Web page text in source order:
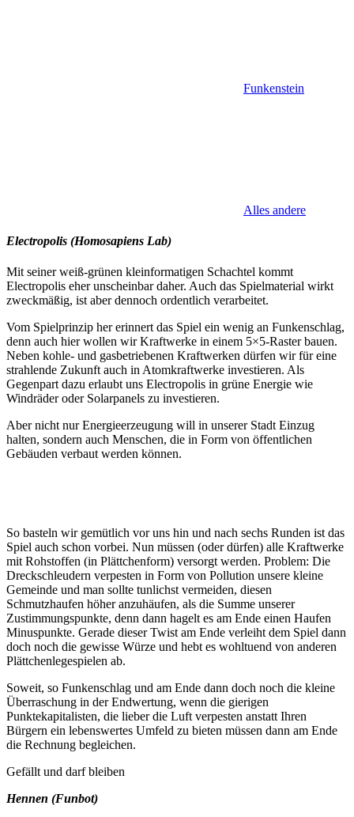
Funkenstein
Alles andere
Electropolis (Homosapiens Lab)
Mit seiner weiß-grünen kleinformatigen Schachtel kommt
Electropolis eher unscheinbar daher. Auch das Spielmaterial wirkt
zweckmäßig, ist aber dennoch ordentlich verarbeitet.
Vom Spielprinzip her erinnert das Spiel ein wenig an Funkenschlag,
denn auch hier wollen wir Kraftwerke in einem 5×5-Raster bauen.
Neben kohle- und gasbetriebenen Kraftwerken dürfen wir für eine
strahlende Zukunft auch in Atomkraftwerke investieren. Als
Gegenpart dazu erlaubt uns Electropolis in grüne Energie wie
Windräder oder Solarpanels zu investieren.
Aber nicht nur Energieerzeugung will in unserer Stadt Einzug
halten, sondern auch Menschen, die in Form von öffentlichen
Gebäuden verbaut werden können.
So basteln wir gemütlich vor uns hin und nach sechs Runden ist das
Spiel auch schon vorbei. Nun müssen (oder dürfen) alle Kraftwerke
mit Rohstoffen (in Plättchenform) versorgt werden. Problem: Die
Dreckschleudern verpesten in Form von Pollution unsere kleine
Gemeinde und man sollte tunlichst vermeiden, diesen
Schmutzhaufen höher anzuhäufen, als die Summe unserer
Zustimmungspunkte, denn dann hagelt es am Ende einen Haufen
Minuspunkte. Gerade dieser Twist am Ende verleiht dem Spiel dann
doch noch die gewisse Würze und hebt es wohltuend von anderen
Plättchenlegespielen ab.
Soweit, so Funkenschlag und am Ende dann doch noch die kleine
Überraschung in der Endwertung, wenn die gierigen
Punktekapitalisten, die lieber die Luft verpesten anstatt Ihren
Bürgern ein lebenswertes Umfeld zu bieten müssen dann am Ende
die Rechnung begleichen.
Gefällt und darf bleiben
Hennen (Funbot)